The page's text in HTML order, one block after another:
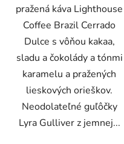
pražená káva Lighthouse
Coffee Brazil Cerrado
Dulce s vôňou kakaa,
sladu a čokolády a tónmi
karamelu a pražených
lieskových orieškov.
Neodolateľné guľôčky
Lyra Gulliver z jemnej...